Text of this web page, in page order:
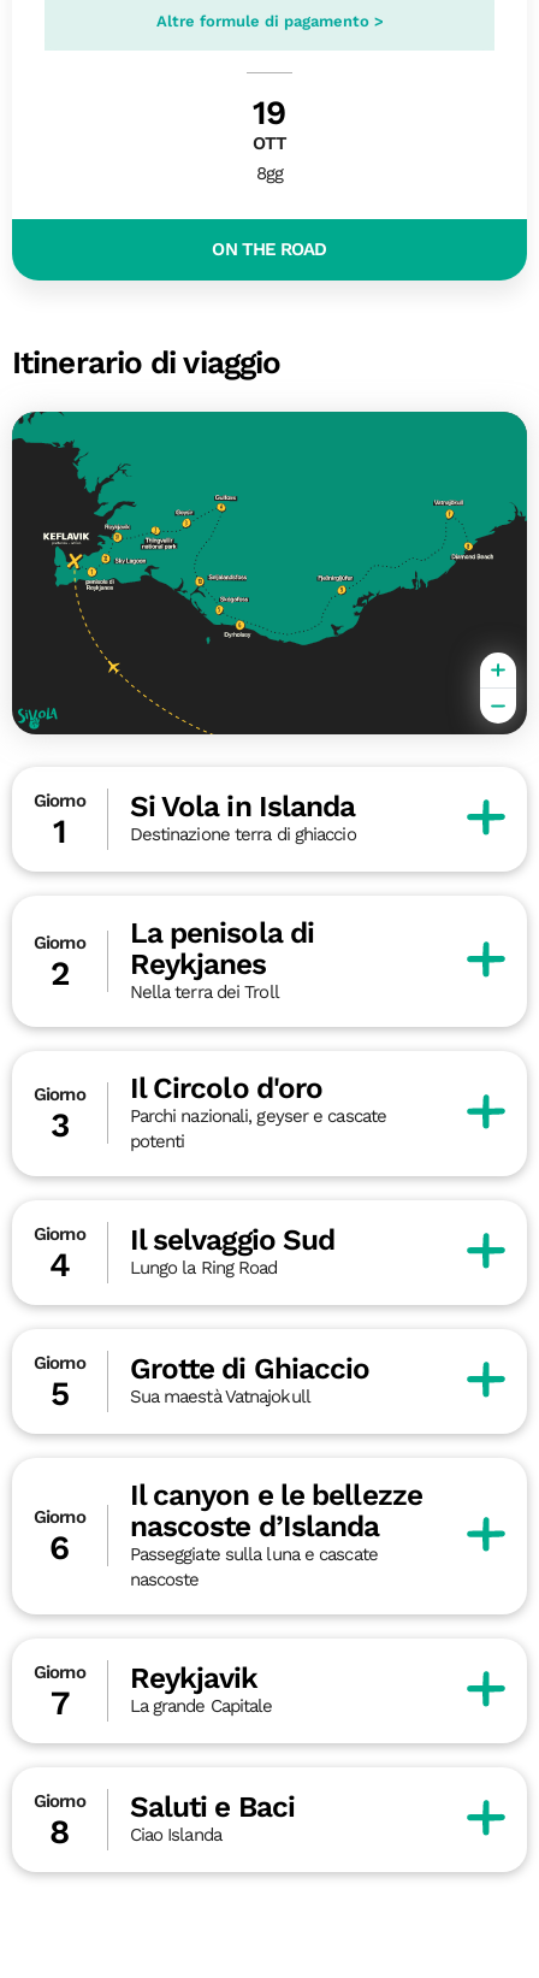
Altre formule di pagamento >
19
OTT
8gg
ON THE ROAD
Itinerario di viaggio
Giorno
1
Si Vola in Islanda
Destinazione terra di ghiaccio
Giorno
2
La penisola di
Reykjanes
Nella terra dei Troll
Giorno
3
Il Circolo d'oro
Parchi nazionali, geyser e cascate
potenti
Giorno
4
Il selvaggio Sud
Lungo la Ring Road
Giorno
5
Grotte di Ghiaccio
Sua maestà Vatnajokull
Giorno
6
Il canyon e le bellezze
nascoste d’Islanda
Passeggiate sulla luna e cascate
nascoste
Giorno
7
Reykjavik
La grande Capitale
Giorno
8
Saluti e Baci
Ciao Islanda